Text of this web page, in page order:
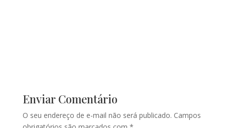
Enviar Comentário
O seu endereço de e-mail não será publicado. Campos